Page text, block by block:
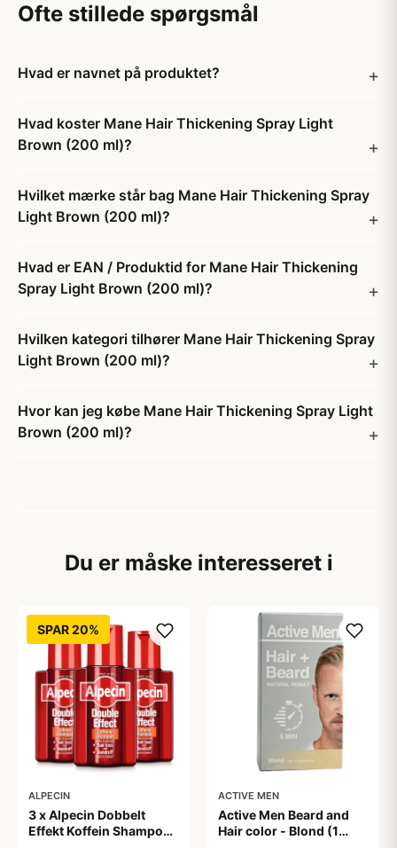
Ofte stillede spørgsmål
Hvad er navnet på produktet?
Hvad koster Mane Hair Thickening Spray Light
Brown (200 ml)?
Hvilket mærke står bag Mane Hair Thickening Spray
Light Brown (200 ml)?
Hvad er EAN / Produktid for Mane Hair Thickening
Spray Light Brown (200 ml)?
Hvilken kategori tilhører Mane Hair Thickening Spray
Light Brown (200 ml)?
Hvor kan jeg købe Mane Hair Thickening Spray Light
Brown (200 ml)?
Du er måske interesseret i
SPAR 20%
ALPECIN
3 x Alpecin Dobbelt
Effekt Koffein Shampoo
ACTIVE MEN
Active Men Beard and
Hair color - Blond (1